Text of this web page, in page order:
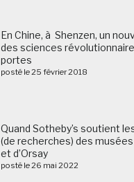
En Chine, à Shenzen, un
des sciences
portes
posté le 25 février 2018
Quand Sotheby’s soutient
(de recherches) des
et d’Orsay
posté le 26 mai 2022